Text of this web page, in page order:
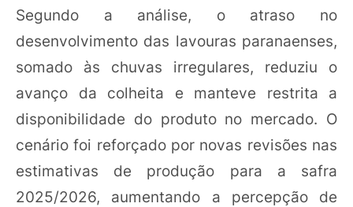
Segundo a análise, o atraso no
desenvolvimento das lavouras paranaenses,
somado às chuvas irregulares, reduziu o
avanço da colheita e manteve restrita a
disponibilidade do produto no mercado. O
cenário foi reforçado por novas revisões nas
estimativas de produção para a safra
2025/2026, aumentando a percepção de